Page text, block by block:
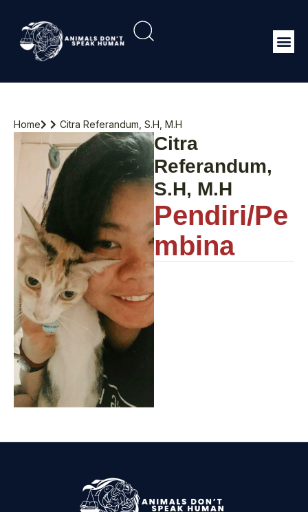
Home Citra Referandum, S.H, M.H
Citra
Referandum,
S.H, M.H
Pendiri/Pe
mbina